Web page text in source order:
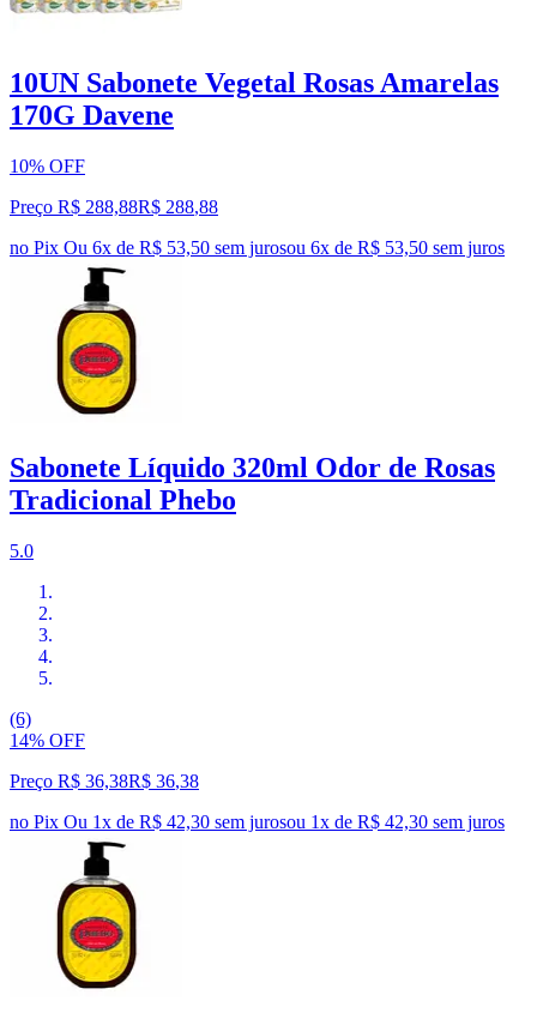
10UN Sabonete Vegetal Rosas Amarelas
170G Davene
10% OFF
Preço R$ 288,88R$ 288,88
no Pix Ou 6x de R$ 53,50 sem jurosou 6x de R$ 53,50 sem juros
Sabonete Líquido 320ml Odor de Rosas
Tradicional Phebo
5.0
(6)
14% OFF
Preço R$ 36,38R$ 36,38
no Pix Ou 1x de R$ 42,30 sem jurosou 1x de R$ 42,30 sem juros